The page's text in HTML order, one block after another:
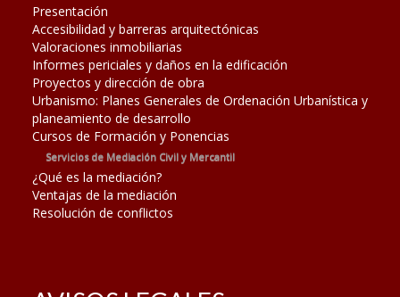
Presentación
Accesibilidad y barreras arquitectónicas
Valoraciones inmobiliarias
Informes periciales y daños en la edificación
Proyectos y dirección de obra
Urbanismo: Planes Generales de Ordenación Urbanística y
planeamiento de desarrollo
Cursos de Formación y Ponencias
Servicios de Mediación Civil y Mercantil
¿Qué es la mediación?
Ventajas de la mediación
Resolución de conflictos